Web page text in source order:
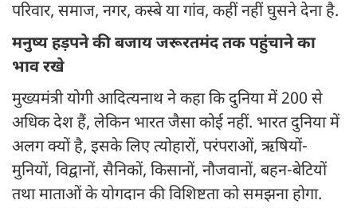
परिवार, समाज, नगर, कस्बे या गांव, कहीं नहीं घुसने देना है.
मनुष्य हड़पने की बजाय जरूरतमंद तक पहुंचाने का
भाव रखे
मुख्यमंत्री योगी आदित्यनाथ ने कहा कि दुनिया में 200 से
अधिक देश हैं, लेकिन भारत जैसा कोई नहीं. भारत दुनिया में
अलग क्यों है, इसके लिए त्योहारों, परंपराओं, ऋषियों-
मुनियों, विद्वानों, सैनिकों, किसानों, नौजवानों, बहन-बेटियों
तथा माताओं के योगदान की विशिष्टता को समझना होगा.